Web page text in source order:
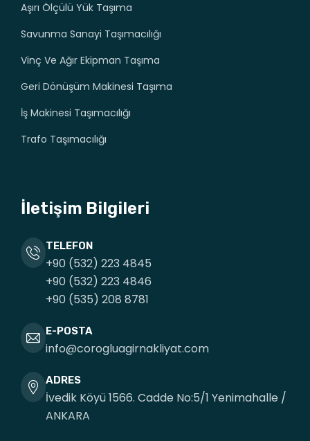
Aşırı Ölçülü Yük Taşıma
Savunma Sanayi Taşımacılığı
Vinç Ve Ağır Ekipman Taşıma
Geri Dönüşüm Makinesi Taşıma
İş Makinesi Taşımacılığı
Trafo Taşımacılığı
İletişim Bilgileri
TELEFON
+90 (532) 223 4845
+90 (532) 223 4846
+90 (535) 208 8781
E-POSTA
info@corogluagirnakliyat.com
ADRES
İvedik Köyü 1566. Cadde No:5/1 Yenimahalle /
ANKARA